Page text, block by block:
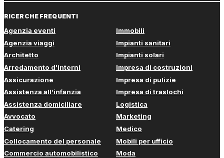
RICERCHE FREQUENTI
Agenzia eventi
Agenzia viaggi
Architetto
Arredamento d'interni
Assicurazione
Assistenza all’infanzia
Assistenza domiciliare
Avvocato
Catering
Collocamento del personale
Commercio automobilistico
Immobili
Impianti sanitari
Impianti solari
Impresa di costruzioni
Impresa di pulizie
Impresa di traslochi
Logistica
Marketing
Medico
Mobili per ufficio
Moda